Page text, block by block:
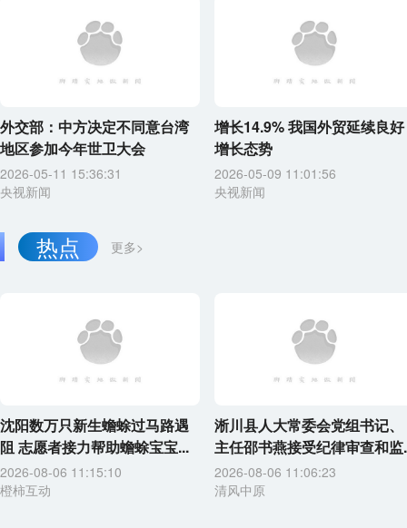
外交部：中方决定不同意台湾
地区参加今年世卫大会
2026-05-11 15:36:31
央视新闻
增长14.9% 我国外贸延续良好
增长态势
2026-05-09 11:01:56
央视新闻
更多>
热点
沈阳数万只新生蟾蜍过马路遇
阻 志愿者接力帮助蟾蜍宝宝...
2026-08-06 11:15:10
橙柿互动
淅川县人大常委会党组书记、
主任邵书燕接受纪律审查和监
2026-08-06 11:06:23
清风中原